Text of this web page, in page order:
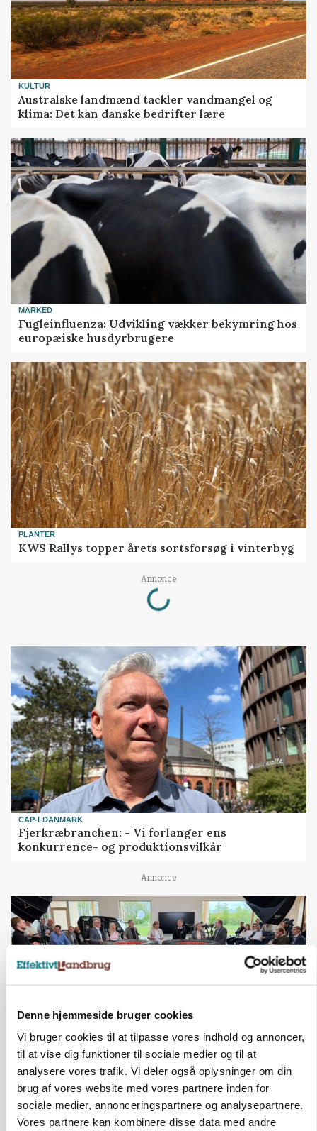
Denne hjemmeside bruger cookies
Vi bruger cookies til at tilpasse vores indhold og annoncer,
til at vise dig funktioner til sociale medier og til at
analysere vores trafik. Vi deler også oplysninger om din
brug af vores website med vores partnere inden for
sociale medier, annonceringspartnere og analysepartnere.
Vores partnere kan kombinere disse data med andre
KULTUR
Australske landmænd tackler vandmangel og
klima: Det kan danske bedrifter lære
MARKED
Fugleinfluenza: Udvikling vækker bekymring hos
europæiske husdyrbrugere
PLANTER
KWS Rallys topper årets sortsforsøg i vinterbyg
Annonce
Loading...
CAP-I-DANMARK
Fjerkræbranchen: - Vi forlanger ens
konkurrence- og produktionsvilkår
Annonce
BUSINESS
Ejer eller medejer? Nyt tv-format udfordrer
landbrugets ejerstruktur
Annonce